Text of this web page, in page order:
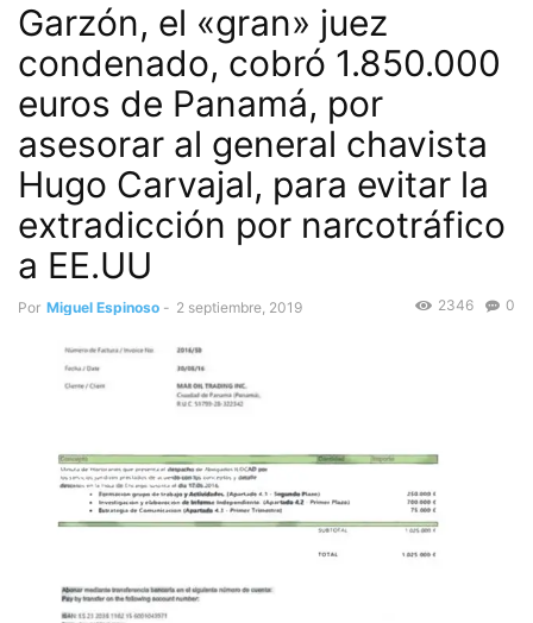
Garzón, el «gran» juez
condenado, cobró 1.850.000
euros de Panamá, por
asesorar al general chavista
Hugo Carvajal, para evitar la
extradicción por narcotráfico
a EE.UU
Por Miguel Espinoso - 2 septiembre, 2019 0
2346